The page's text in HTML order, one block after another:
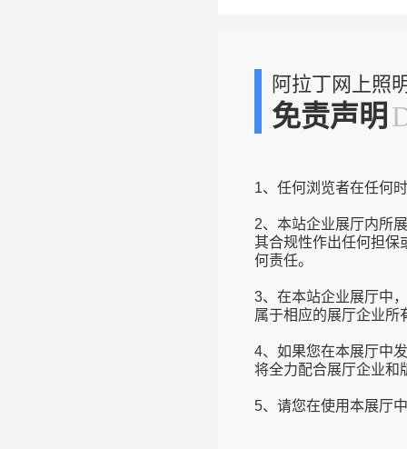
阿拉丁网上照
免责声明
1、任何浏览者在任何
2、本站企业展厅内所
其合规性作出任何担保
何责任。
3、在本站企业展厅中
属于相应的展厅企业所
4、如果您在本展厅中
将全力配合展厅企业和